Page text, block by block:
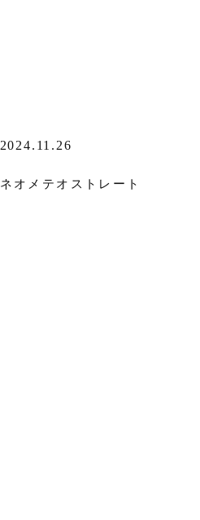
2024.11.26
ネオメテオストレート